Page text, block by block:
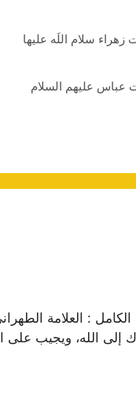
سلام اللَه علیها
عباس علیهم السلام
: العلامة
إلى الله، ويجيب على